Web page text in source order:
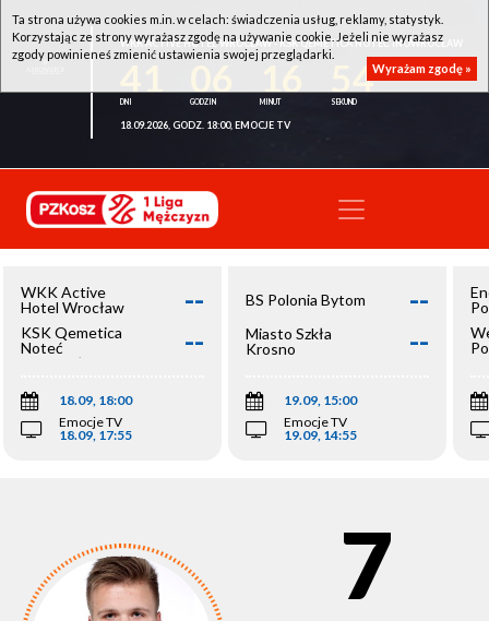
WKK ACTIVE HOTEL WROCŁAW - KSK QEMETICA NOTEĆ INOWROCŁAW
54
18.09.2026, GODZ. 18:00, EMOCJE TV
WKK Active
Hotel Wrocław
--
KSK Qemetica
Noteć
Inowrocław
--
18.09, 18:00
Emocje TV
18.09, 17:55
BS Polonia Bytom --
Miasto Szkła
Krosno
--
19.09, 15:00
Emocje TV
19.09, 14:55
7
Ta strona używa cookies m.in. w celach: świadczenia usług, reklamy, statystyk.
Korzystając ze strony wyrażasz zgodę na używanie cookie. Jeżeli nie wyrażasz
zgody powinieneś zmienić ustawienia swojej przeglądarki.
Wyrażam zgodę »